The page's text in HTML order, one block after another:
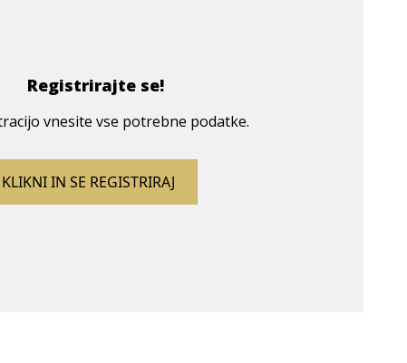
Registrirajte se!
vnesite vse potrebne podatke.
KLIKNI IN SE REGISTRIRAJ